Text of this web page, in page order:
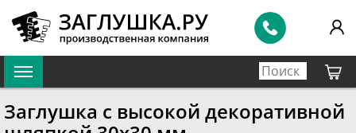
Заглушка с высокой декоративной